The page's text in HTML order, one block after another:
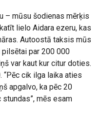
– mūsu šodienas mērķis
lielo Aidara ezeru, kas
Autoostā taksis mūs
par 200 000
var kaut kur citur doties.
“Pēc cik ilga laika aties
apgalvo, ka pēc 20
stundas”, mēs esam